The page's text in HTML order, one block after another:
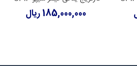
185,000,000 ریال